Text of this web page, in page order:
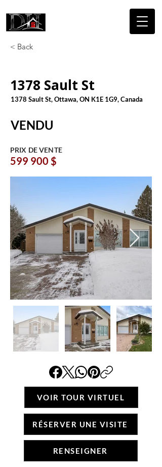
< Back
1378 Sault St
1378 Sault St, Ottawa, ON K1E 1G9, Canada
VENDU
PRIX DE VENTE
599 900 $
VOIR TOUR VIRTUEL
RÉSERVER UNE VISITE
RENSEIGNER